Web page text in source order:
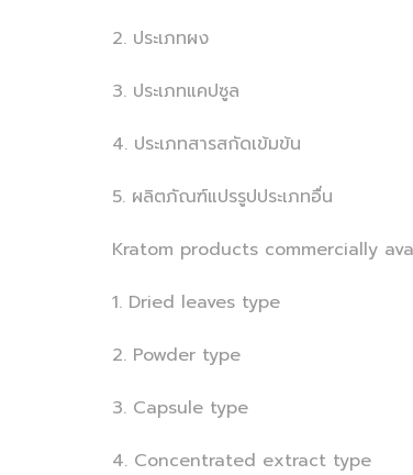
2. ประเภทผง
3. ประเภทแคปซูล
4. ประเภทสารสกัดเข้มข้น
5. ผลิตภัณฑ์แปรรูปประเภทอื่น
Kratom products commercially
1. Dried leaves type
2. Powder type
3. Capsule type
4. Concentrated extract type